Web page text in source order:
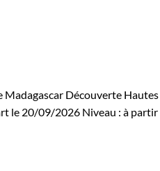
Madagascar Découverte Hautes
le 20/09/2026 Niveau : à partir